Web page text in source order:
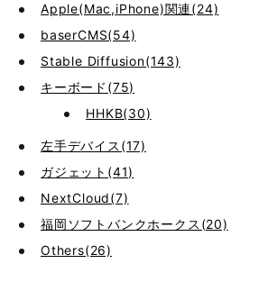
Apple(Mac,iPhone)関連(24)
baserCMS(54)
Stable Diffusion(143)
キーボード(75)
HHKB(30)
左手デバイス(17)
ガジェット(41)
NextCloud(7)
福岡ソフトバンクホークス(20)
Others(26)